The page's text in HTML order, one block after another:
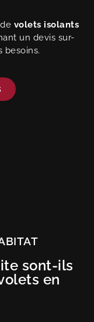
volets isolants
un devis sur-
besoins.
sont-ils
en